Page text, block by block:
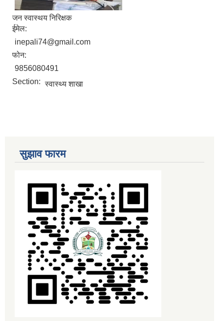
जन स्वास्थय निरिक्षक
ईमेल:
inepali74@gmail.com
फोन:
9856080491
Section: स्वास्थ्य शाखा
सुझाव फारम